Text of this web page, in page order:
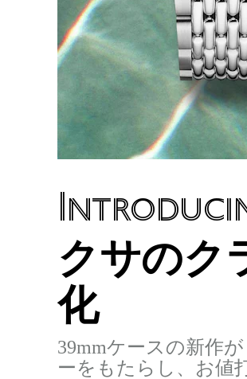
クサのク
化
39mmケースの新作
ーをもたらし、お値